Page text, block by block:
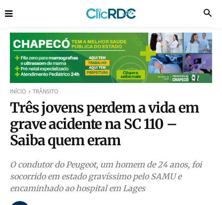
INÍCIO TRÂNSITO
Três jovens perdem a vida em
grave acidente na SC 110 –
Saiba quem eram
O condutor do Peugeot, um homem de 24 anos, foi
socorrido em estado gravíssimo pelo SAMU e
encaminhado ao hospital em Lages